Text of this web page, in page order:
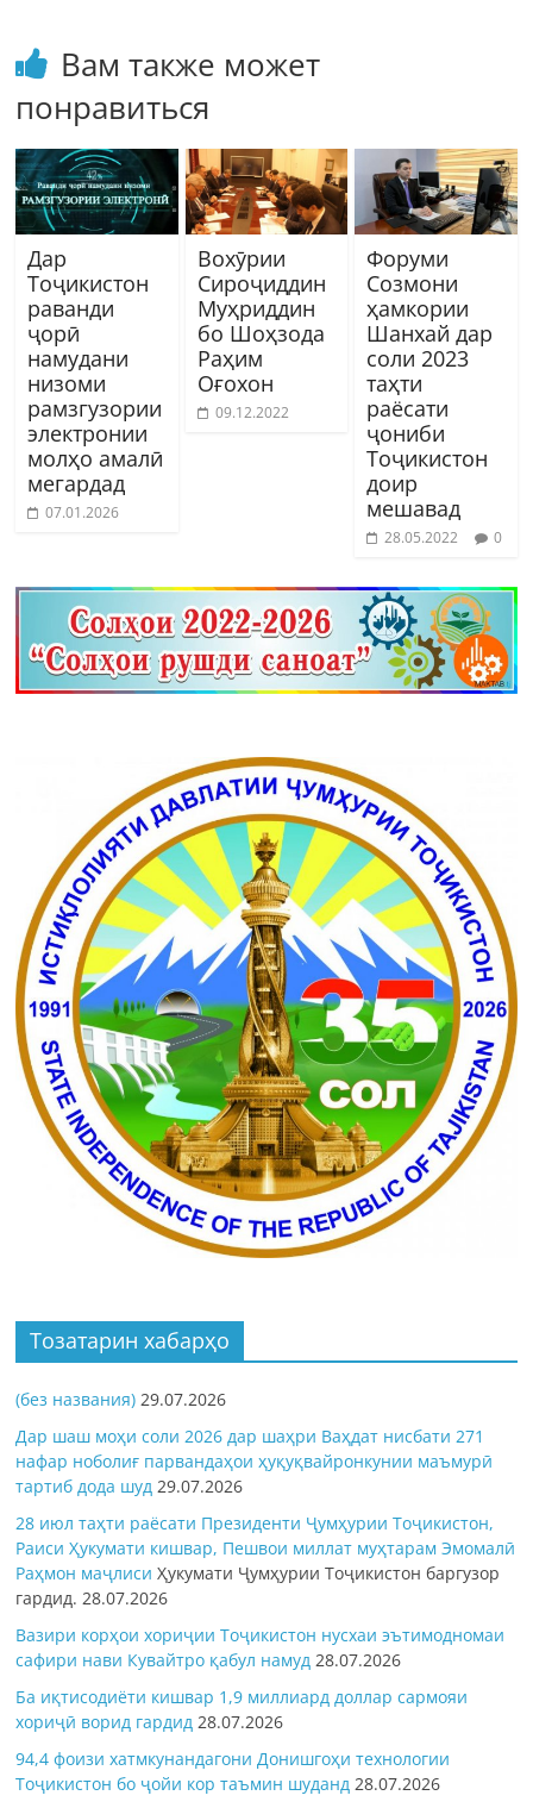
Вам также может
понравиться
Дар
Тоҷикистон
раванди
ҷорӣ
намудани
низоми
рамзгузории
электронии
молҳо амалӣ
мегардад
07.01.2026
Вохӯрии
Сироҷиддин
Муҳриддин
бо Шоҳзода
Раҳим
Оғохон
09.12.2022
Форуми
Созмони
ҳамкории
Шанхай дар
соли 2023
таҳти
раёсати
ҷониби
Тоҷикистон
доир
мешавад
28.05.2022 0
Тозатарин хабарҳо
(без названия) 29.07.2026
Дар шаш моҳи соли 2026 дар шаҳри Ваҳдат нисбати 271
нафар ноболиғ парвандаҳои ҳуқуқвайронкунии маъмурӣ
тартиб дода шуд 29.07.2026
28 июл таҳти раёсати Президенти Ҷумҳурии Тоҷикистон,
Раиси Ҳукумати кишвар, Пешвои миллат муҳтарам Эмомалӣ
Раҳмон маҷлисиҲукумати Ҷумҳурии Тоҷикистон баргузор
гардид.28.07.2026
Вазири корҳои хориҷии Тоҷикистон нусхаи эътимодномаи
сафири нави Кувайтро қабул намуд 28.07.2026
Ба иқтисодиёти кишвар 1,9 миллиард доллар сармояи
хориҷӣ ворид гардид 28.07.2026
94,4 фоизи хатмкунандагони Донишгоҳи технологии
Тоҷикистон бо ҷойи кор таъмин шуданд 28.07.2026